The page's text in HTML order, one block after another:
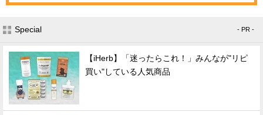
Special - PR -
【iHerb】「迷ったらこれ！」みんなが"リピ
買い"している人気商品